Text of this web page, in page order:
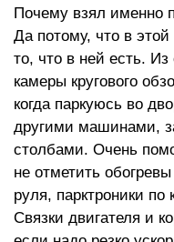
Почему взял именно
Да потому, что в
то, что в ней есть. Из
камеры кругового
когда паркуюсь во
другими машинами,
столбами. Очень
не отметить
руля, парктроники по
Связки двигателя и